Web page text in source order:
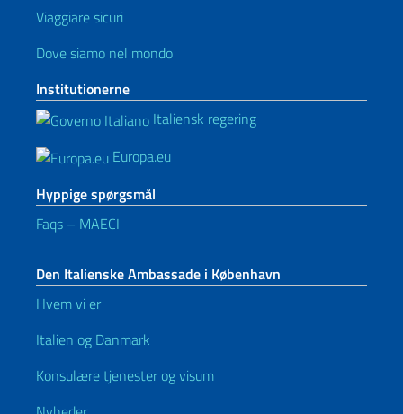
Viaggiare sicuri
Dove siamo nel mondo
Institutionerne
Italiensk regering
Europa.eu
Hyppige spørgsmål
Faqs – MAECI
Den Italienske Ambassade i København
Hvem vi er
Italien og Danmark
Konsulære tjenester og visum